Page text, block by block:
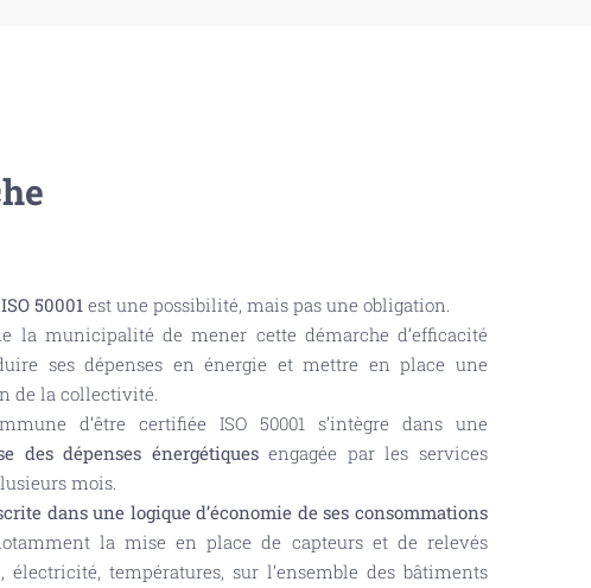
ISO 50001 est une possibilité, mais pas une obligation.
la municipalité de mener cette démarche d’efficacité
ses dépenses en énergie et mettre en place une
de la collectivité.
d’être certifiée ISO 50001 s’intègre dans une
des dépenses énergétiquesengagée par les services
mois.
dans une logique d’économie de ses consommations
la mise en place de capteurs et de relevés
électricité, températures, sur l’ensemble des bâtiments